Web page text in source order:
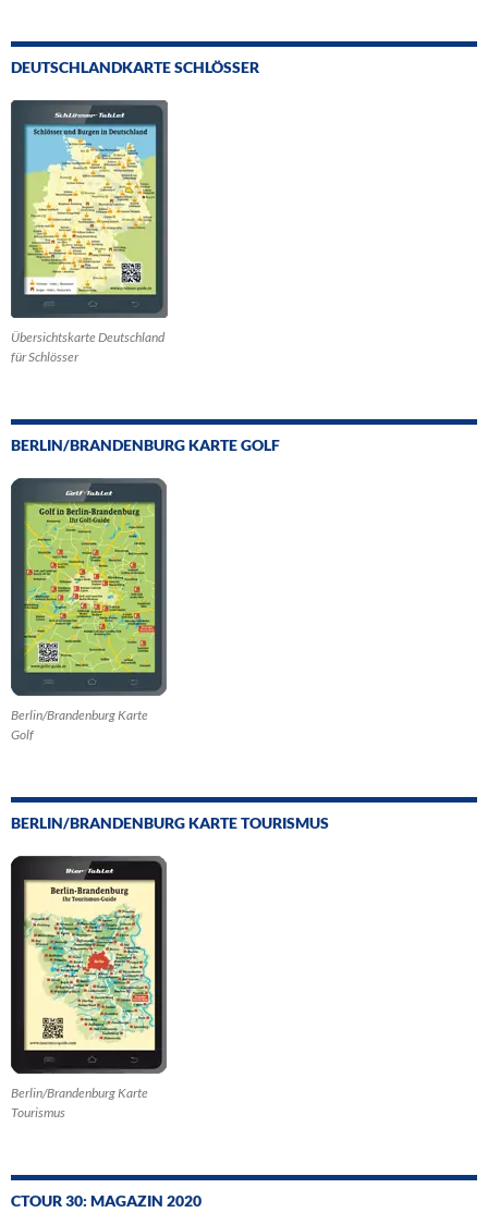
DEUTSCHLANDKARTE SCHLÖSSER
Übersichtskarte Deutschland
für Schlösser
BERLIN/BRANDENBURG KARTE GOLF
Berlin/Brandenburg Karte
Golf
BERLIN/BRANDENBURG KARTE TOURISMUS
Berlin/Brandenburg Karte
Tourismus
CTOUR 30: MAGAZIN 2020